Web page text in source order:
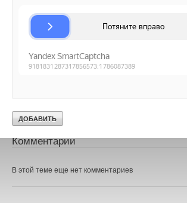
НОВОСТИ СОК 14 МАЯ 2024
Перспективы роста мирового рынка
электростанций, 2022–2028 годы
Комментарии
В этой теме еще нет комментариев
Текст комментария